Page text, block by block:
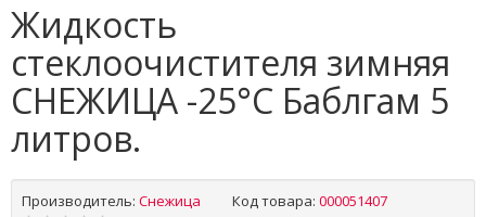
Жидкость
стеклоочистителя зимняя
СНЕЖИЦА -25°C Баблгам 5
литров.
Производитель: Снежица Код товара: 000051407